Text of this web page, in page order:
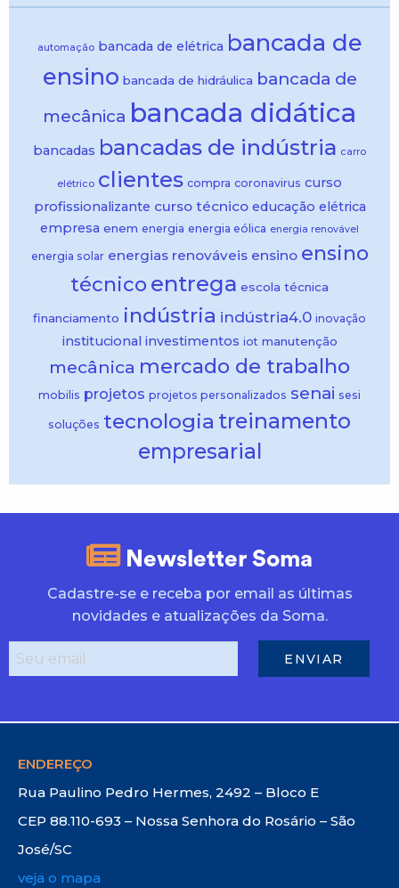
automação bancada de elétrica bancada de
ensino bancada de hidráulica bancada de
mecânica bancada didática
bancadas bancadas de indústria carro
elétrico clientes compra coronavirus curso
profissionalizante curso técnico educação elétrica
empresa enem energia energia eólica energia renovável
energia solar energias renováveis ensino ensino
técnico entrega escola técnica
financiamento indústria indústria4.0 inovação
institucional investimentos iot manutenção
mecânica mercado de trabalho
mobilis projetos projetos personalizados senai sesi
soluções tecnologia treinamento
empresarial
Newsletter Soma
Cadastre-se e receba por email as últimas
novidades e atualizações da Soma.
ENDEREÇO
Rua Paulino Pedro Hermes, 2492 – Bloco E
CEP 88.110-693 – Nossa Senhora do Rosário – São
José/SC
veja o mapa